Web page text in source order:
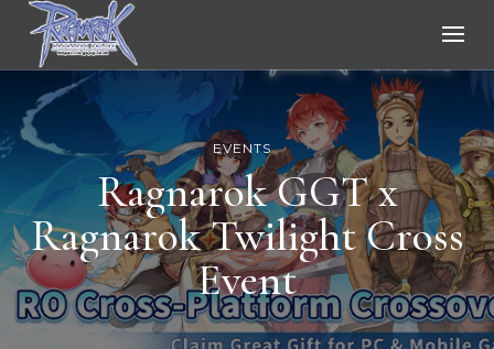
Ragnarok Online
EVENTS
Ragnarok GGT x
Ragnarok Twilight Cross
Event